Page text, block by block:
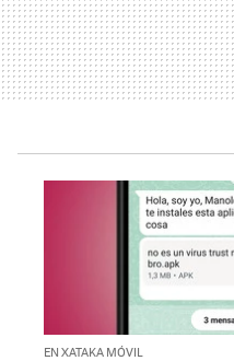
EN XATAKA MÓVIL